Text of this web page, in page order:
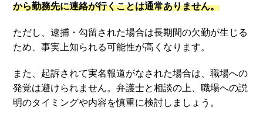
から勤務先に連絡が行くことは通常ありません。
ただし、逮捕・勾留された場合は長期間の欠勤が生じる
ため、事実上知られる可能性が高くなります。
また、起訴されて実名報道がなされた場合は、職場への
発覚は避けられません。弁護士と相談の上、職場への説
明のタイミングや内容を慎重に検討しましょう。